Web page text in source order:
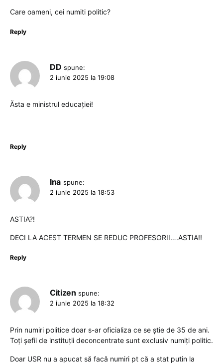
Care oameni, cei numiti politic?
Reply
DD spune:
2 iunie 2025 la 19:08
Ăsta e ministrul educației!
Reply
Ina spune:
2 iunie 2025 la 18:53
ASTIA?!
DECI LA ACEST TERMEN SE REDUC PROFESORII….ASTIA!!
Reply
Citizen spune:
2 iunie 2025 la 18:32
Prin numiri politice doar s-ar oficializa ce se știe de 35 de ani.
Toți șefii de instituții deconcentrate sunt exclusiv numiți politic.
Doar USR nu a apucat să facă numiri pt că a stat putin la